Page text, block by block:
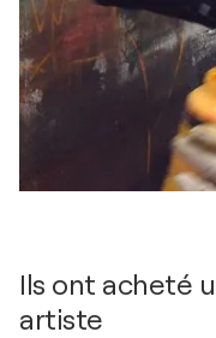
Ils ont acheté
artiste